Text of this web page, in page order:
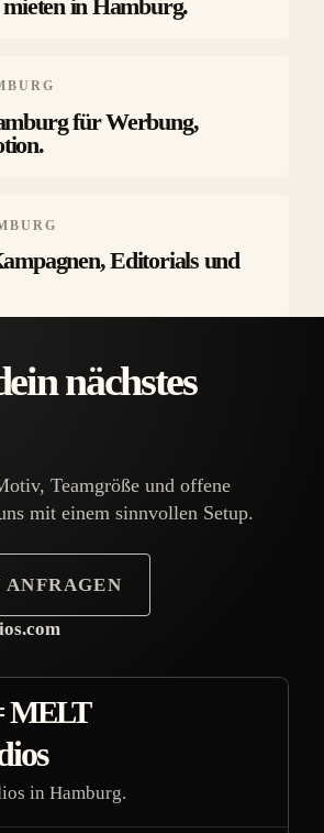
in Hamburg.
für Werbung,
Editorials und
nächstes
Teamgröße und offene
mit einem sinnvollen Setup.
MELT
in Hamburg.